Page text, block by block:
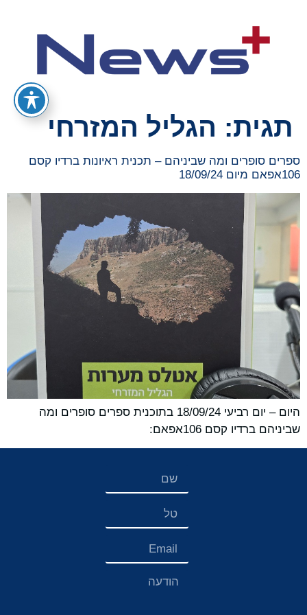
תגית: הגליל המזרחי
ספרים סופרים ומה שביניהם – תכנית ראיונות ברדיו קסם
106אפאם מיום 18/09/24
היום – יום רביעי 18/09/24 בתוכנית ספרים סופרים ומה
שביניהם ברדיו קסם 106אפאם: